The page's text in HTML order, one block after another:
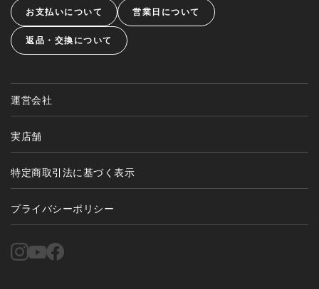
お支払いについて 営業日について
返品・交換について
運営会社
実店舗
特定商取引法に基づく表示
プライバシーポリシー